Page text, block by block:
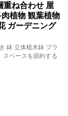
重ね合わせ 屋
植物 観葉植物
ガーデニング
鉢 立体植木鉢 プラ
スペースを節約する